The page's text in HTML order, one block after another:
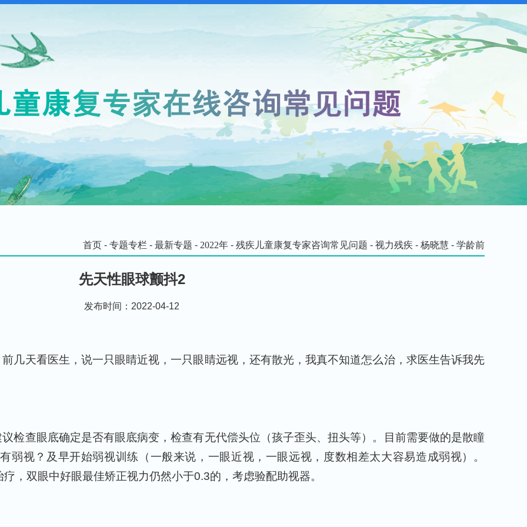
首页 - 专题专栏 - 最新专题 - 2022年 - 残疾儿童康复专家咨询常见问题 - 视力残疾 - 杨晓慧 - 学龄前
先天性眼球颤抖2
发布时间：2022-04-12
几天看医生，说一只眼睛近视，一只眼睛远视，还有散光，我真不知道怎么治，求医生告诉我先
检查眼底确定是否有眼底病变，检查有无代偿头位（孩子歪头、扭头等）。目前需要做的是散瞳
弱视？及早开始弱视训练（一般来说，一眼近视，一眼远视，度数相差太大容易造成弱视）。
，双眼中好眼最佳矫正视力仍然小于0.3的，考虑验配助视器。